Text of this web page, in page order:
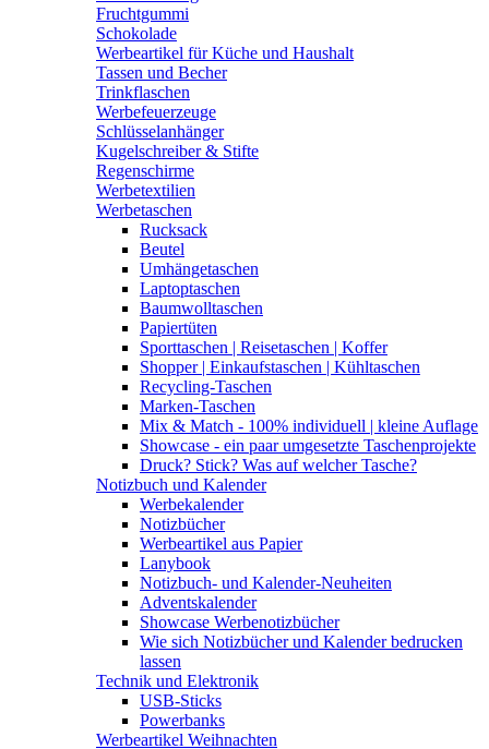
Fruchtgummi
Schokolade
Werbeartikel für Küche und Haushalt
Tassen und Becher
Trinkflaschen
Werbefeuerzeuge
Schlüsselanhänger
Kugelschreiber & Stifte
Regenschirme
Werbetextilien
Werbetaschen
Rucksack
Beutel
Umhängetaschen
Laptoptaschen
Baumwolltaschen
Papiertüten
Sporttaschen | Reisetaschen | Koffer
Shopper | Einkaufstaschen | Kühltaschen
Recycling-Taschen
Marken-Taschen
Mix & Match - 100% individuell | kleine Auflage
Showcase - ein paar umgesetzte Taschenprojekte
Druck? Stick? Was auf welcher Tasche?
Notizbuch und Kalender
Werbekalender
Notizbücher
Werbeartikel aus Papier
Lanybook
Notizbuch- und Kalender-Neuheiten
Adventskalender
Showcase Werbenotizbücher
Wie sich Notizbücher und Kalender bedrucken
lassen
Technik und Elektronik
USB-Sticks
Powerbanks
Werbeartikel Weihnachten